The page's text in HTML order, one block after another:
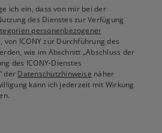
ich ein, dass von mir bei der
des Dienstes zur Verfügung
personenbezogener
, von ICONY zur Durchführung des
wie im Abschnitt „Abschluss der
des ICONY-Dienstes
der Datenschutzhinweise näher
kann ich jederzeit mit Wirkung